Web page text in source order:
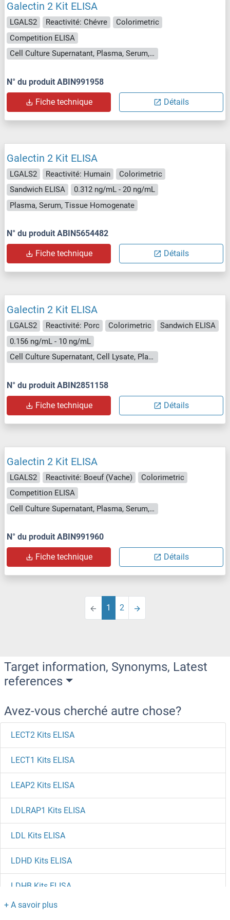
Galectin 2 Kit ELISA
LGALS2 Reactivité: Chévre
Colorimetric
Competition ELISA
Cell Culture Supernatant, Plasma, Serum, Tissue Homogenate
N° du produit ABIN991958
Fiche technique Détails
Galectin 2 Kit ELISA
LGALS2 Reactivité: Humain
Colorimetric
Sandwich ELISA
0.312 ng/mL - 20 ng/mL
Plasma, Serum, Tissue Homogenate
N° du produit ABIN5654482
Fiche technique Détails
Galectin 2 Kit ELISA
LGALS2 Reactivité: Porc Colorimetric
Sandwich ELISA
0.156 ng/mL - 10 ng/mL
Cell Culture Supernatant, Cell Lysate, Plasma, Serum, Tissue Homogenate
N° du produit ABIN2851158
Fiche technique Détails
Galectin 2 Kit ELISA
LGALS2 Reactivité: Boeuf (Vache)
Colorimetric
Competition ELISA
Cell Culture Supernatant, Plasma, Serum, Tissue Homogenate
N° du produit ABIN991960
Fiche technique Détails
1 2
Target information, Synonyms, Latest
references
Avez-vous cherché autre chose?
LECT2 Kits ELISA
LECT1 Kits ELISA
LEAP2 Kits ELISA
LDLRAP1 Kits ELISA
LDL Kits ELISA
LDHD Kits ELISA
LDHB Kits ELISA
LCT Kits ELISA